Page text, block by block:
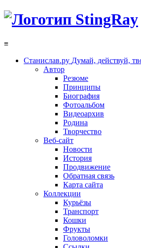
≡
Станислав.ру Думай, действуй,
Автор
Резюме
Принципы
Биография
Фотоальбом
Видеоархив
Родина
Творчество
Веб-сайт
Новости
История
Продвижение
Обратная связь
Карта сайта
Коллекции
Курьёзы
Транспорт
Кошки
Фрукты
Головоломки